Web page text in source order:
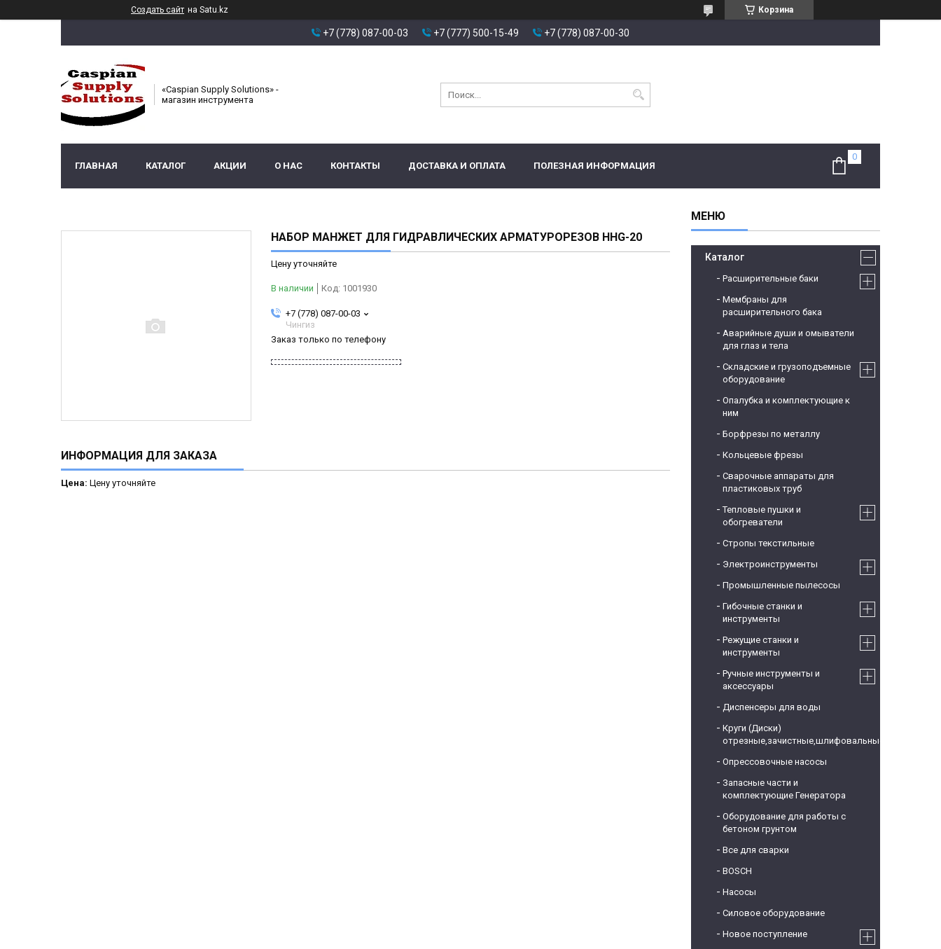
Создать сайт на Satu.kz Корзина
+7 (778) 087-00-03 +7 (777) 500-15-49 +7 (778) 087-00-30
«Caspian Supply Solutions» -
магазин инструмента
ГЛАВНАЯ КАТАЛОГ АКЦИИ О НАС КОНТАКТЫ ДОСТАВКА И ОПЛАТА ПОЛЕЗНАЯ ИНФОРМАЦИЯ
НАБОР МАНЖЕТ ДЛЯ ГИДРАВЛИЧЕСКИХ АРМАТУРОРЕЗОВ HHG-20
Цену уточняйте
В наличии Код: 1001930
+7 (778) 087-00-03
Чингиз
Заказ только по телефону
ИНФОРМАЦИЯ ДЛЯ ЗАКАЗА
Цена: Цену уточняйте
Каталог
Расширительные баки
Мембраны для
расширительного бака
Аварийные души и омыватели
для глаз и тела
Складские и грузоподъемные
оборудование
Опалубка и комплектующие к
ним
Борфрезы по металлу
Кольцевые фрезы
Сварочные аппараты для
пластиковых труб
Тепловые пушки и
обогреватели
Стропы текстильные
Электроинструменты
Промышленные пылесосы
Гибочные станки и
инструменты
Режущие станки и
инструменты
Ручные инструменты и
аксессуары
Диспенсеры для воды
Круги (Диски)
отрезные,зачистные,шлифовальные
Опрессовочные насосы
Запасные части и
комплектующие Генератора
Оборудование для работы с
бетоном грунтом
Все для сварки
BOSCH
Насосы
Силовое оборудование
Новое поступление